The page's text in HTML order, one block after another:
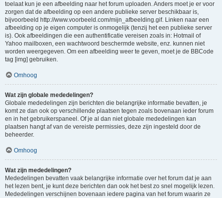
toelaat kun je een afbeelding naar het forum uploaden. Anders moet je er voor
zorgen dat de afbeelding op een andere publieke server beschikbaar is,
bijvoorbeeld http://www.voorbeeld.com/mijn_afbeelding.gif. Linken naar een
afbeelding op je eigen computer is onmogelijk (tenzij het een publieke server
is). Ook afbeeldingen die een authentificatie vereisen zoals in: Hotmail of
Yahoo mailboxen, een wachtwoord beschermde website, enz. kunnen niet
worden weergegeven. Om een afbeelding weer te geven, moet je de BBCode
tag [img] gebruiken.
Omhoog
Wat zijn globale mededelingen?
Globale mededelingen zijn berichten die belangrijke informatie bevatten, je
komt ze dan ook op verschillende plaatsen tegen zoals bovenaan ieder forum
en in het gebruikerspaneel. Of je al dan niet globale mededelingen kan
plaatsen hangt af van de vereiste permissies, deze zijn ingesteld door de
beheerder.
Omhoog
Wat zijn mededelingen?
Mededelingen bevatten vaak belangrijke informatie over het forum dat je aan
het lezen bent, je kunt deze berichten dan ook het best zo snel mogelijk lezen.
Mededelingen verschijnen bovenaan iedere pagina van het forum waarin ze